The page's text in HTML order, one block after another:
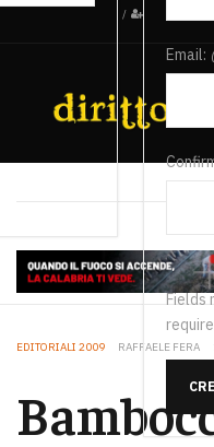
/
Email:
Fields
EDITORIALI 2009 RAFFAELE FERA